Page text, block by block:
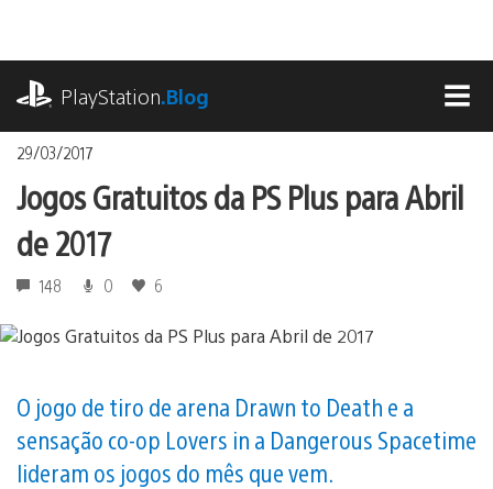
o
conteúdoPlayStation.Blog
29/03/2017
Jogos Gratuitos da PS Plus para Abril
de 2017
148 0 6
O jogo de tiro de arena Drawn to Death e a
sensação co-op Lovers in a Dangerous Spacetime
lideram os jogos do mês que vem.